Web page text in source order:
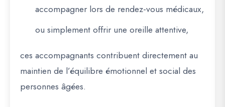
accompagner lors de rendez-vous médicaux,
ou simplement offrir une oreille attentive,
ces accompagnants contribuent directement au
maintien de l’équilibre émotionnel et social des
personnes âgées.